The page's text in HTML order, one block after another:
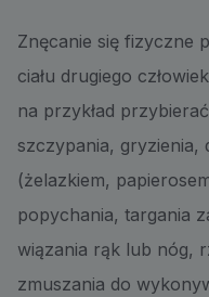
Znęcanie się fizyczne
ciału drugiego
na przykład
szczypania, gryzienia,
(żelazkiem,
popychania, targania
wiązania rąk lub nóg,
zmuszania do